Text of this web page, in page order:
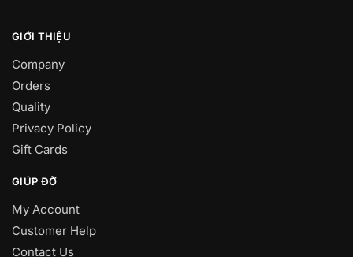
GIỚI THIỆU
Company
Orders
Quality
Privacy Policy
Gift Cards
GIÚP ĐỠ
My Account
Customer Help
Contact Us